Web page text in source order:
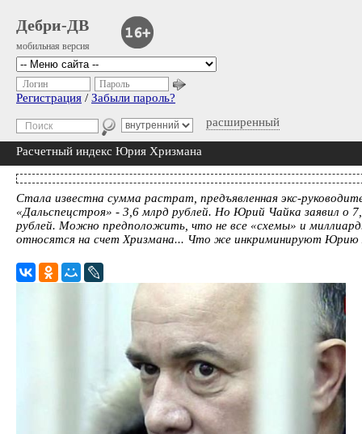
Дебри-ДВ
мобильная версия
расширенный
Логин Пароль
Регистрация / Забыли пароль?
Расчетный индекс Юрия Хризмана
Стала известна сумма растрат, предъявленная экс-
«Дальспецстроя» - 3,6 млрд рублей. Но Юрий Чайка заявил о
рублей. Можно предположить, что не все «схемы» и
относятся на счет Хризмана... Что же инкриминируют Юрию